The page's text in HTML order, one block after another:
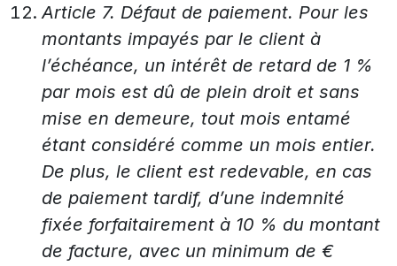
Article 7. Défaut de paiement. Pour les
montants impayés par le client à
l’échéance, un intérêt de retard de 1 %
par mois est dû de plein droit et sans
mise en demeure, tout mois entamé
étant considéré comme un mois entier.
De plus, le client est redevable, en cas
de paiement tardif, d’une indemnité
fixée forfaitairement à 10 % du montant
de facture, avec un minimum de €